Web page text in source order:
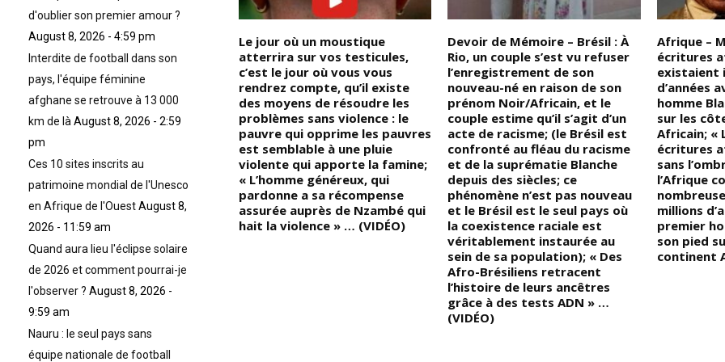
États-Unis : pourquoi le Peuple
Gullah n’a jamais perdu sa
culture négro-africaine ? Les
Guillahs sont des Noirs-
Américains qui vivent dans la
région des îles et des plaines
côtières des États de la
Caroline du Sud et de Géorgie
où leurs ancêtres Noirs
cultivaient le riz
Le jour où un moustique
atterrira sur vos testicules,
c’est le jour où vous vous
rendrez compte, qu’il existe
des moyens de résoudre les
problèmes sans violence : le
pauvre qui opprime les pauvres
est semblable à une pluie
violente qui apporte la famine;
« L’homme généreux, qui
pardonne a sa récompense
assurée auprès de Nzambé qui
hait la violence » … (VIDÉO)
Devoir de Mémoire – Brésil : À
Rio, un couple s’est vu refuser
l’enregistrement de son
nouveau-né en raison de son
prénom Noir/Africain, et le
couple estime qu’il s’agit d’un
acte de racisme; (le Brésil est
confronté au fléau du racisme
et de la suprématie Blanche
depuis des siècles; ce
phénomène n’est pas nouveau
et le Brésil est le seul pays où
la coexistence raciale est
véritablement instaurée au
sein de sa population); « Des
Afro-Brésiliens retracent
l’histoire de leurs ancêtres
grâce à des tests ADN » …
(VIDÉO)
Afrique –
écritures
existaient
d’années
homme
sur les
Africain; «
écritures
sans
l’Afrique
millions
premier
son pied
continent
d'oublier son premier amour ?
August 8, 2026 - 4:59 pm
Interdite de football dans son
pays, l'équipe féminine
afghane se retrouve à 13 000
km de làAugust 8, 2026 - 2:59
pm
Ces 10 sites inscrits au
patrimoine mondial de l'Unesco
en Afrique de l'OuestAugust 8,
2026 - 11:59 am
Quand aura lieu l'éclipse solaire
de 2026 et comment pourrai-je
l'observer ? August 8, 2026 -
9:59 am
Nauru : le seul pays sans
équipe nationale de football